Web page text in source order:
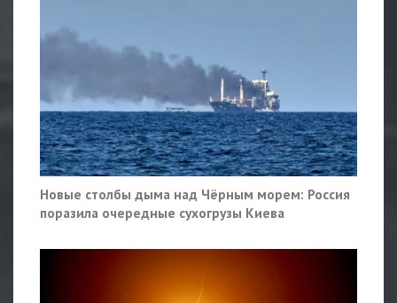
Новые столбы дыма над Чёрным морем: Россия
поразила очередные сухогрузы Киева